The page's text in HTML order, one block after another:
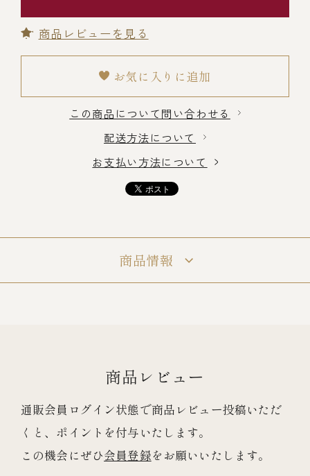
冷凍商品一覧
冷蔵商品一覧
常温商品一覧
商品レビューを見る
お気に入りに追加
この商品について問い合わせる
配送方法について
お支払い方法について
商品情報
商品レビュー
通販会員ログイン状態で商品レビュー投稿いただ
くと、ポイントを付与いたします。
この機会にぜひ会員登録をお願いいたします。